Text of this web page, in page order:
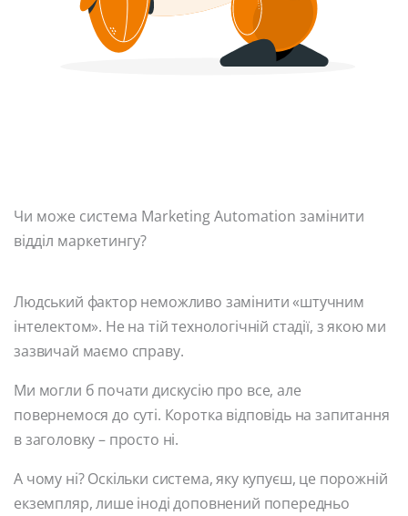
Чи може система Marketing Automation замінити
відділ маркетингу?
Людський фактор неможливо замінити «штучним
інтелектом». Не на тій технологічній стадії, з якою ми
зазвичай маємо справу.
Ми могли б почати дискусію про все, але
повернемося до суті. Коротка відповідь на запитання
в заголовку – просто ні.
А чому ні? Оскільки система, яку купуєш, це порожній
екземпляр, лише іноді доповнений попередньо